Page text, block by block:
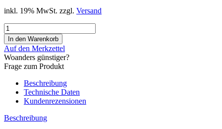
inkl. 19% MwSt. zzgl. Versand
Auf den Merkzettel
Woanders günstiger?
Frage zum Produkt
Beschreibung
Technische Daten
Kundenrezensionen
Beschreibung